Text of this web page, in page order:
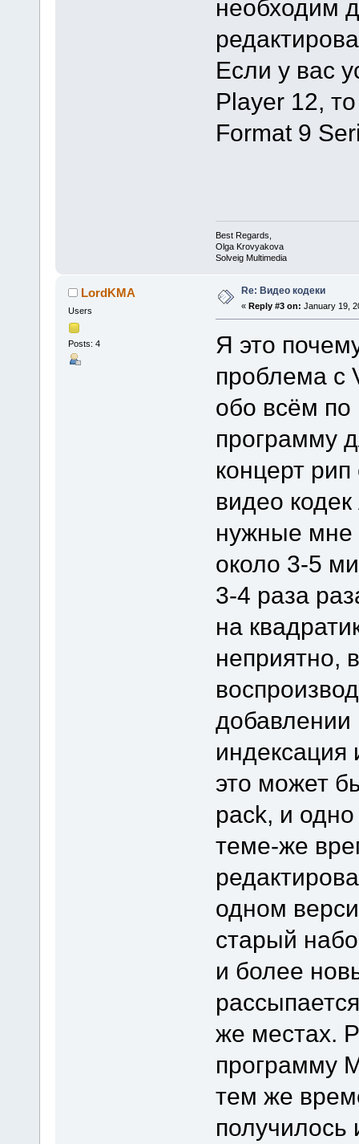
необходим
Если у вас
Player 12,
Format 9
Best Regards,
Olga Krovyakova
Solveig Multimedia
LordKMA
Users
Posts: 4
Re: Видео кодеки
« Reply #3 on: January 19,
Я это
проблема с
обо всём по
программу
концерт
видео
нужные мне
около 3-5
3-4 раза
на
неприятно,
добавлении
это может
pack, и
теме-же
одном
старый
и более
же местах.
программу
тем же
получилось